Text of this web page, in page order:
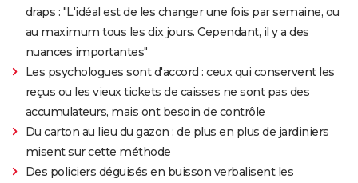
draps : "L'idéal est de les changer une fois par semaine, ou
au maximum tous les dix jours. Cependant, il y a des
nuances importantes"
Les psychologues sont d'accord : ceux qui conservent les
reçus ou les vieux tickets de caisses ne sont pas des
accumulateurs, mais ont besoin de contrôle
Du carton au lieu du gazon : de plus en plus de jardiniers
misent sur cette méthode
Des policiers déguisés en buisson verbalisent les